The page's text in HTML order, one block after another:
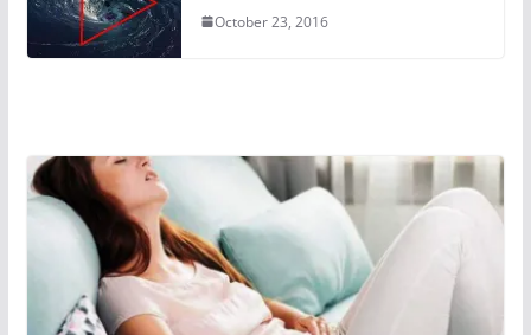
October 23, 2016